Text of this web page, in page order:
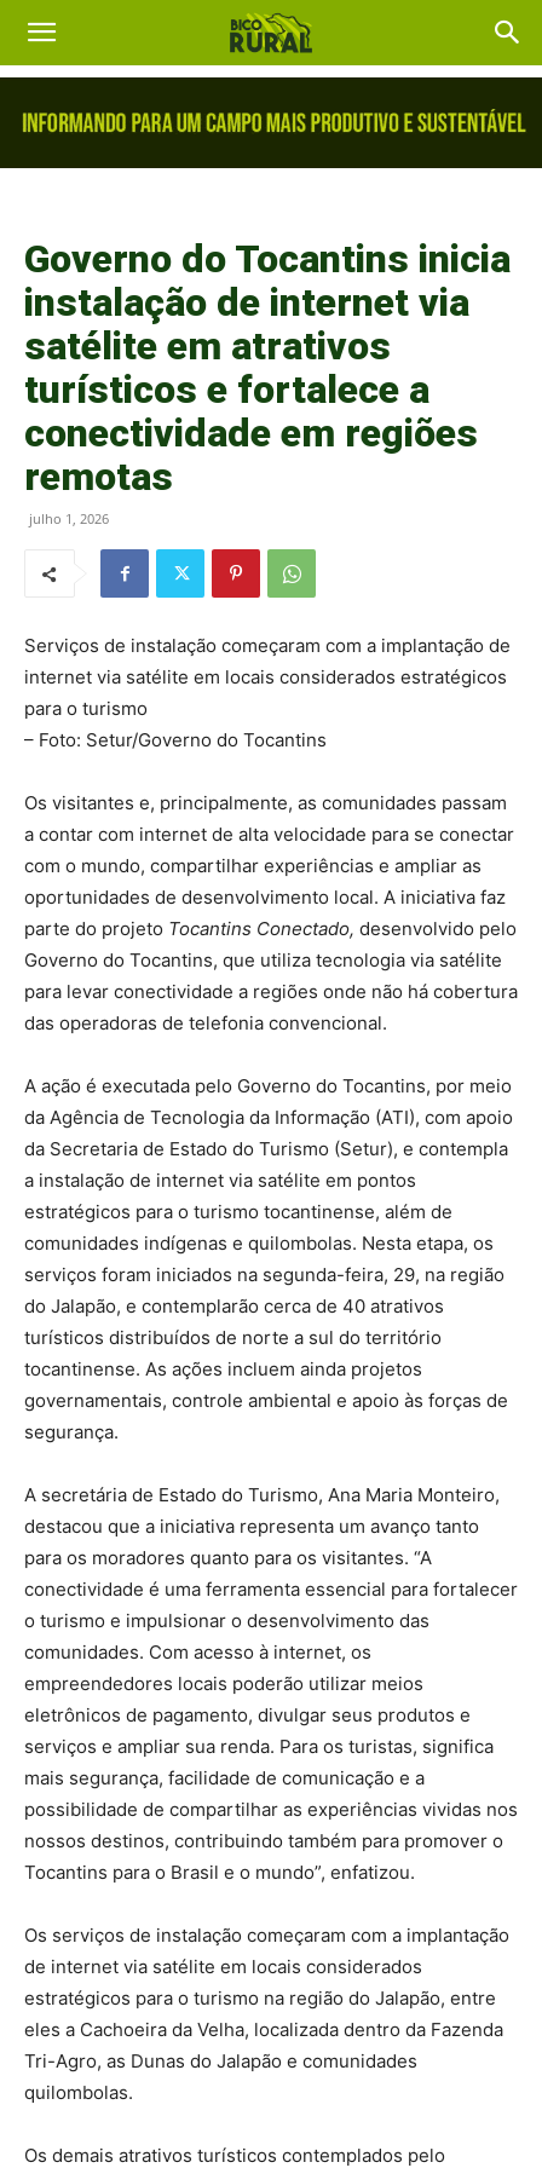
Governo do Tocantins inicia
instalação de internet via
satélite em atrativos
turísticos e fortalece a
conectividade em regiões
remotas
julho 1, 2026
Serviços de instalação começaram com a implantação de
internet via satélite em locais considerados estratégicos
para o turismo
– Foto: Setur/Governo do Tocantins
Os visitantes e, principalmente, as comunidades passam
a contar com internet de alta velocidade para se conectar
com o mundo, compartilhar experiências e ampliar as
oportunidades de desenvolvimento local. A iniciativa faz
parte do projeto Tocantins Conectado, desenvolvido pelo
Governo do Tocantins, que utiliza tecnologia via satélite
para levar conectividade a regiões onde não há cobertura
das operadoras de telefonia convencional.
A ação é executada pelo Governo do Tocantins, por meio
da Agência de Tecnologia da Informação (ATI), com apoio
da Secretaria de Estado do Turismo (Setur), e contempla
a instalação de internet via satélite em pontos
estratégicos para o turismo tocantinense, além de
comunidades indígenas e quilombolas. Nesta etapa, os
serviços foram iniciados na segunda-feira, 29, na região
do Jalapão, e contemplarão cerca de 40 atrativos
turísticos distribuídos de norte a sul do território
tocantinense. As ações incluem ainda projetos
governamentais, controle ambiental e apoio às forças de
segurança.
A secretária de Estado do Turismo, Ana Maria Monteiro,
destacou que a iniciativa representa um avanço tanto
para os moradores quanto para os visitantes. “A
conectividade é uma ferramenta essencial para fortalecer
o turismo e impulsionar o desenvolvimento das
comunidades. Com acesso à internet, os
empreendedores locais poderão utilizar meios
eletrônicos de pagamento, divulgar seus produtos e
serviços e ampliar sua renda. Para os turistas, significa
mais segurança, facilidade de comunicação e a
possibilidade de compartilhar as experiências vividas nos
nossos destinos, contribuindo também para promover o
Tocantins para o Brasil e o mundo”, enfatizou.
Os serviços de instalação começaram com a implantação
de internet via satélite em locais considerados
estratégicos para o turismo na região do Jalapão, entre
eles a Cachoeira da Velha, localizada dentro da Fazenda
Tri-Agro, as Dunas do Jalapão e comunidades
quilombolas.
Os demais atrativos turísticos contemplados pelo